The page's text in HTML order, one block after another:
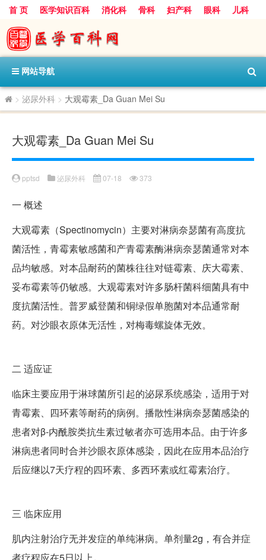
首 页 医学知识百科 消化科 骨科 妇产科 眼科
儿科
心血管病科
呼吸科 神经科
内分泌科
口腔科
网站导航
> 泌尿外科 > 大观霉素_Da Guan Mei Su
大观霉素_Da Guan Mei Su
pptsd 泌尿外科 07-18 373
一 概述
大观霉素（Spectinomycin）主要对淋病奈瑟菌有高度抗
菌活性，青霉素敏感菌和产青霉素酶淋病奈瑟菌通常对本
品均敏感。对本品耐药的菌株往往对链霉素、庆大霉素、
妥布霉素等仍敏感。大观霉素对许多肠杆菌科细菌具有中
度抗菌活性。普罗威登菌和铜绿假单胞菌对本品通常耐
药。对沙眼衣原体无活性，对梅毒螺旋体无效。
二 适应证
临床主要应用于淋球菌所引起的泌尿系统感染，适用于对
青霉素、四环素等耐药的病例。播散性淋病奈瑟菌感染的
患者对β-内酰胺类抗生素过敏者亦可选用本品。由于许多
淋病患者同时合并沙眼衣原体感染，因此在应用本品治疗
后应继以7天疗程的四环素、多西环素或红霉素治疗。
三 临床应用
肌内注射治疗无并发症的单纯淋病。单剂量2g，有合并症